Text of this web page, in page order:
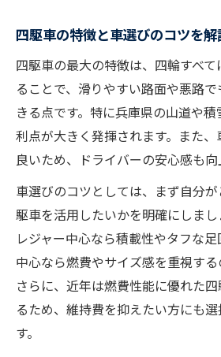
四駆車の特徴と車選びのコツを解
四駆車の最大の特徴は、四輪すべ
ることで、滑りやすい路面や悪路
きる点です。特に兵庫県の山道や
利点が大きく発揮されます。また
良いため、ドライバーの安心感も向
車選びのコツとしては、まず自分
駆車を活用したいかを明確にしま
レジャー中心なら積載性やタフな
中心なら燃費やサイズ感を重視する
さらに、近年は燃費性能に優れた
るため、維持費を抑えたい方にも
す。